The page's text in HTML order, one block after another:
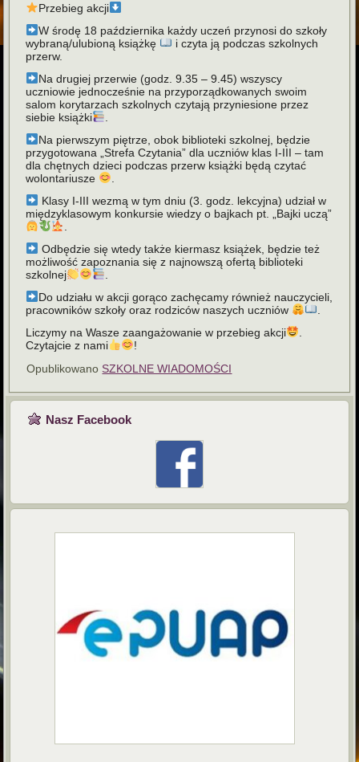
Przebieg akcji
W środę 18 października każdy uczeń przynosi do szkoły
wybraną/ulubioną książkę
i czyta ją podczas szkolnych
przerw.
Na drugiej przerwie (godz. 9.35 – 9.45) wszyscy
uczniowie jednocześnie na przyporządkowanych swoim
salom korytarzach szkolnych czytają przyniesione przez
siebie książki
Na pierwszym piętrze, obok biblioteki szkolnej, będzie
przygotowana „Strefa Czytania” dla uczniów klas I-III – tam
dla chętnych dzieci podczas przerw książki będą czytać
wolontariusze
Klasy I-III wezmą w tym dniu (3. godz. lekcyjna) udział w
międzyklasowym konkursie wiedzy o bajkach pt. „Bajki uczą”
Odbędzie się wtedy także kiermasz książek, będzie też
możliwość zapoznania się z najnowszą ofertą biblioteki
szkolnej
Do udziału w akcji gorąco zachęcamy również nauczycieli,
pracowników szkoły oraz rodziców naszych uczniów
Liczymy na Wasze zaangażowanie w przebieg akcji
Czytajcie z nami
!
Opublikowano SZKOLNE WIADOMOŚCI
Nasz Facebook